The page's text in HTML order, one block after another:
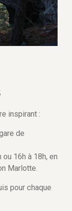
inspirant :
de
ou 16h à 18h, en
Marlotte.
pour chaque